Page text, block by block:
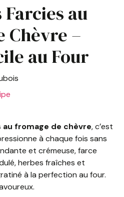
au
Chèvre –
au Four
fromage de chèvre, c’est
à chaque fois sans
et crémeuse, farce
herbes fraîches et
à la perfection au four.